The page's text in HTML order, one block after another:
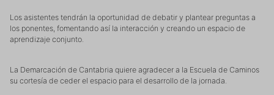
Los asistentes tendrán la oportunidad de debatir y plantear preguntas a
los ponentes, fomentando así la interacción y creando un espacio de
aprendizaje conjunto.
La Demarcación de Cantabria quiere agradecer a la Escuela de Caminos
su cortesía de ceder el espacio para el desarrollo de la jornada.